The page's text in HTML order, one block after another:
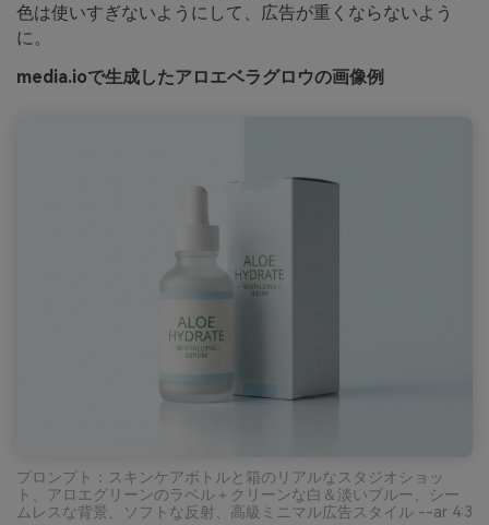
色は使いすぎないようにして、広告が重くならないよう
に。
media.ioで生成したアロエベラグロウの画像例
プロンプト：スキンケアボトルと箱のリアルなスタジオショッ
ト、アロエグリーンのラベル＋クリーンな白＆淡いブルー、シー
ムレスな背景、ソフトな反射、高級ミニマル広告スタイル --ar 4:3